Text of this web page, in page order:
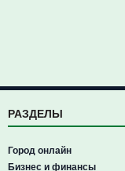
РАЗДЕЛЫ
Город онлайн
Бизнес и финансы